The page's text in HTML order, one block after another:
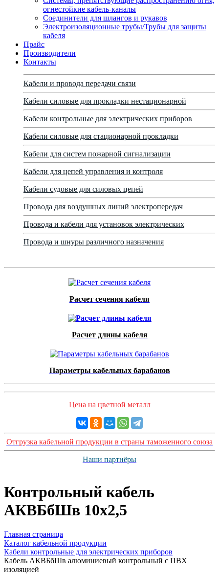
огнестойкие кабель-каналы
Соединители для шлангов и рукавов
Электроизоляционные трубы/Трубы для защиты
кабеля
Прайс
Производители
Контакты
Кабели и провода передачи связи
Кабели силовые для прокладки нестационарной
Кабели контрольные для электрических приборов
Кабели силовые для стационарной прокладки
Кабели для систем пожарной сигнализации
Кабели для цепей управления и контроля
Кабели судовые для силовых цепей
Провода для воздушных линий электропередач
Провода и кабели для установок электрических
Провода и шнуры различного назначения
Расчет сечения кабеля
Расчет длины кабеля
Параметры кабельных барабанов
Цена на цветной металл
Отгрузка кабельной продукции в страны таможенного союза
Наши партнёры
Контрольный кабель
АКВБбШв 10х2,5
Главная страница
Каталог кабельной продукции
Кабели контрольные для электрических приборов
Кабель АКВБбШв алюминиевый контрольный с ПВХ
изоляцией